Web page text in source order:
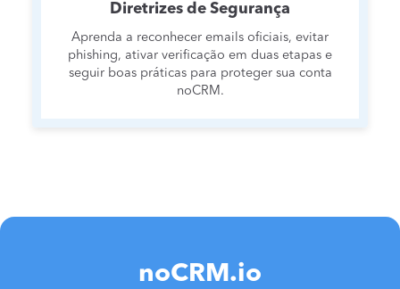
Diretrizes de Segurança
Aprenda a reconhecer emails oficiais, evitar
phishing, ativar verificação em duas etapas e
seguir boas práticas para proteger sua conta
noCRM.
noCRM.io